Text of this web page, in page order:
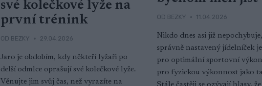
své kolečkové lyže na
první trénink
OD BEZKY 29.04.2026
Jaro je obdobím, kdy někteří lyžaři po
delší odmlce oprašují své kolečkové lyže.
Věnujte jim svůj čas, než vyrazíte na
OD BEZKY 11.04.2026
Nikdo dnes asi již
správně nastavený jídelníček
pro optimální sportovní
pro fyzickou výkonnost jako
Stále častěji se ozývají hlasy,